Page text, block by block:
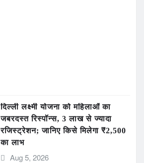
दिल्ली लक्ष्मी योजना को महिलाओं का
जबरदस्त रिस्पॉन्स, 3 लाख से ज्यादा
रजिस्ट्रेशन; जानिए किसे मिलेगा ₹2,500
का लाभ
Aug 5, 2026